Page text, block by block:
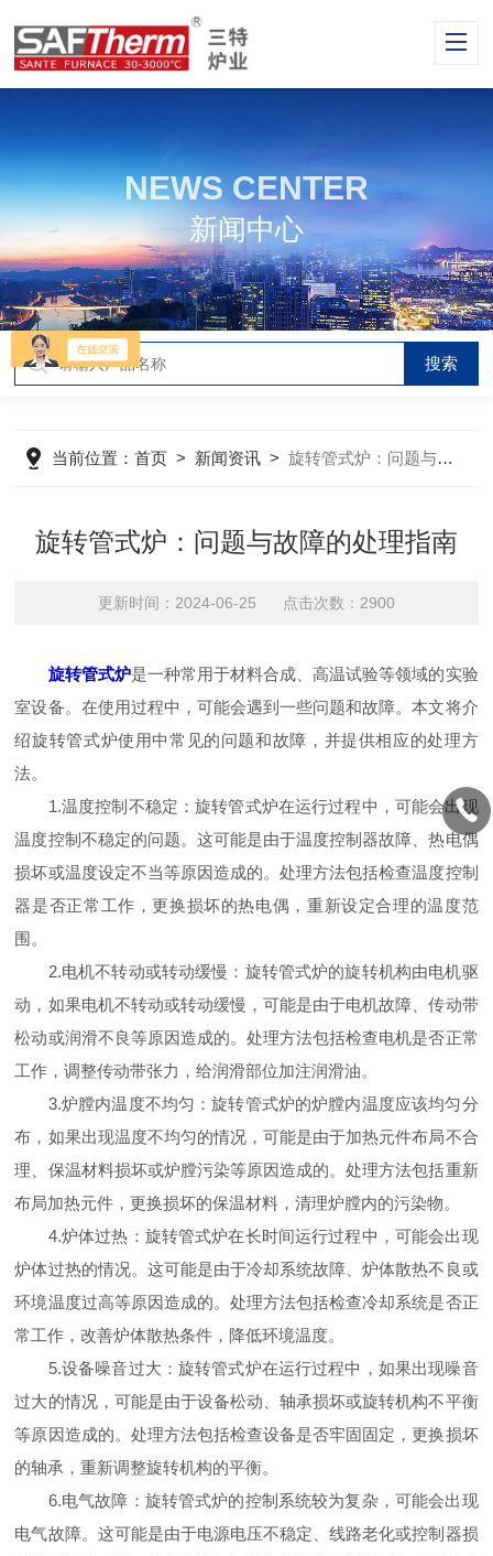
NEWS CENTER
新闻中心
当前位置：首页 > 新闻资讯 >旋转管式炉：问题与故障的处理指南
旋转管式炉：问题与故障的处理指南
更新时间：2024-06-25 点击次数：2900
旋转管式炉是一种常用于材料合成、高温试验等领域的实验
室设备。在使用过程中，可能会遇到一些问题和故障。本文将介
绍旋转管式炉使用中常见的问题和故障，并提供相应的处理方
法。
1.温度控制不稳定：旋转管式炉在运行过程中，可能会出现
温度控制不稳定的问题。这可能是由于温度控制器故障、热电偶
损坏或温度设定不当等原因造成的。处理方法包括检查温度控制
器是否正常工作，更换损坏的热电偶，重新设定合理的温度范
围。
2.电机不转动或转动缓慢：旋转管式炉的旋转机构由电机驱
动，如果电机不转动或转动缓慢，可能是由于电机故障、传动带
松动或润滑不良等原因造成的。处理方法包括检查电机是否正常
工作，调整传动带张力，给润滑部位加注润滑油。
3.炉膛内温度不均匀：旋转管式炉的炉膛内温度应该均匀分
布，如果出现温度不均匀的情况，可能是由于加热元件布局不合
理、保温材料损坏或炉膛污染等原因造成的。处理方法包括重新
布局加热元件，更换损坏的保温材料，清理炉膛内的污染物。
4.炉体过热：旋转管式炉在长时间运行过程中，可能会出现
炉体过热的情况。这可能是由于冷却系统故障、炉体散热不良或
环境温度过高等原因造成的。处理方法包括检查冷却系统是否正
常工作，改善炉体散热条件，降低环境温度。
5.设备噪音过大：旋转管式炉在运行过程中，如果出现噪音
过大的情况，可能是由于设备松动、轴承损坏或旋转机构不平衡
等原因造成的。处理方法包括检查设备是否牢固固定，更换损坏
的轴承，重新调整旋转机构的平衡。
6.电气故障：旋转管式炉的控制系统较为复杂，可能会出现
电气故障。这可能是由于电源电压不稳定、线路老化或控制器损